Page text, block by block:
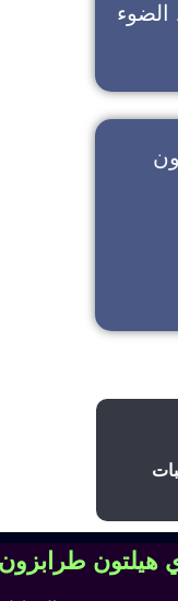
الضوء
هيلتون طرابزون